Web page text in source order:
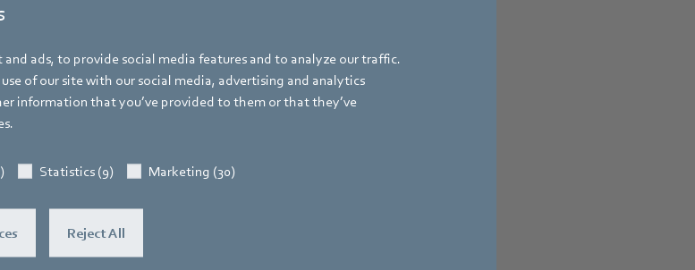
ads, to provide social media features and to analyze our traffic.
of our site with our social media, advertising and analytics
information that you’ve provided to them or that they’ve
Statistics (9) Marketing (30)
Reject All